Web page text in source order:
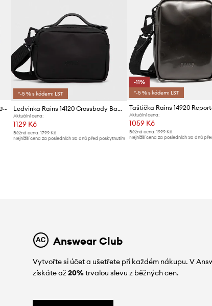
Ledvinka Rains Valera Shoulder Bag W3
*-5 % s kódem: LST
Ledvinka Rains 14120 Crossbody Bags
Aktuální cena:
1129 Kč
Běžná cena: 1799 Kč
Nejnižší cena za posledních 30 dnů před poskytnutím
-11%
*-5 % s kódem: LST
Aktuální cena:
1059 Kč
Běžná cena:1999 Kč
Nejnižší cena za posledních 30 dnů
Answear Club
Vytvořte si účet a ušetřete při každém nákupu. V
získáte až20%trvalou slevu z běžných cen.